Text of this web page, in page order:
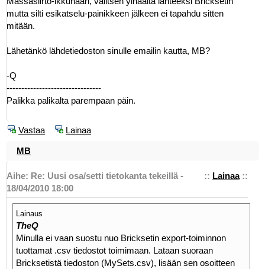
mutta silti esikatselu-painikkeen jälkeen ei tapahdu sitten
mitään.
Lähetänkö lähdetiedoston sinulle emailin kautta, MB?
-Q
--------------------------------
Palikka palikalta parempaan päin.
Vastaa Lainaa
MB
:: Lainaa::
Aihe: Re: Uusi osa/setti tietokanta tekeillä -
18/04/2010 18:00
Lainaus
TheQ
Minulla ei vaan suostu nuo Bricksetin export-toiminnon
tuottamat .csv tiedostot toimimaan. Lataan suoraan
Bricksetistä tiedoston (MySets.csv), lisään sen osoitteen